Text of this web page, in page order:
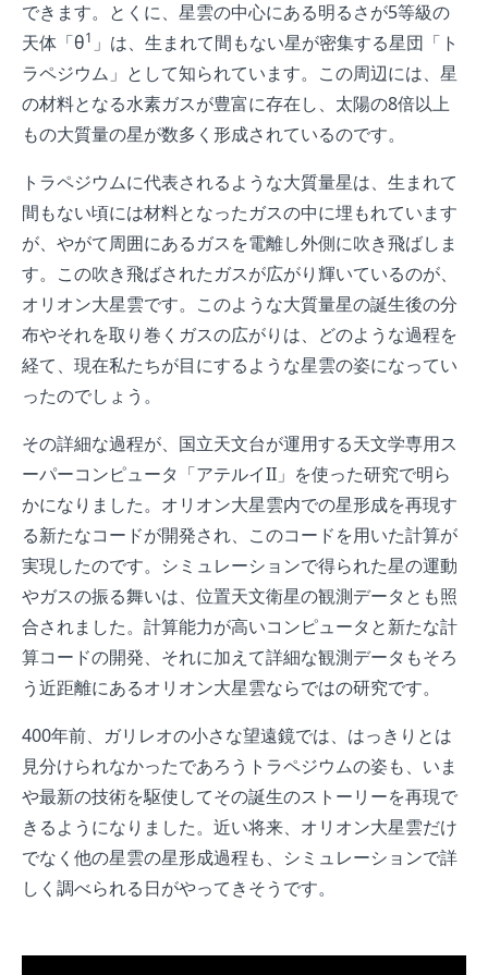
できます。とくに、星雲の中心にある明るさが5等級の
天体「θ1 」は、生まれて間もない星が密集する星団「ト
ラペジウム」として知られています。この周辺には、星
の材料となる水素ガスが豊富に存在し、太陽の8倍以上
もの大質量の星が数多く形成されているのです。
トラペジウムに代表されるような大質量星は、生まれて
間もない頃には材料となったガスの中に埋もれています
が、やがて周囲にあるガスを電離し外側に吹き飛ばしま
す。この吹き飛ばされたガスが広がり輝いているのが、
オリオン大星雲です。このような大質量星の誕生後の分
布やそれを取り巻くガスの広がりは、どのような過程を
経て、現在私たちが目にするような星雲の姿になってい
ったのでしょう。
その詳細な過程が、国立天文台が運用する天文学専用ス
ーパーコンピュータ「アテルイII」を使った研究で明ら
かになりました。オリオン大星雲内での星形成を再現す
る新たなコードが開発され、このコードを用いた計算が
実現したのです。シミュレーションで得られた星の運動
やガスの振る舞いは、位置天文衛星の観測データとも照
合されました。計算能力が高いコンピュータと新たな計
算コードの開発、それに加えて詳細な観測データもそろ
う近距離にあるオリオン大星雲ならではの研究です。
400年前、ガリレオの小さな望遠鏡では、はっきりとは
見分けられなかったであろうトラペジウムの姿も、いま
や最新の技術を駆使してその誕生のストーリーを再現で
きるようになりました。近い将来、オリオン大星雲だけ
でなく他の星雲の星形成過程も、シミュレーションで詳
しく調べられる日がやってきそうです。